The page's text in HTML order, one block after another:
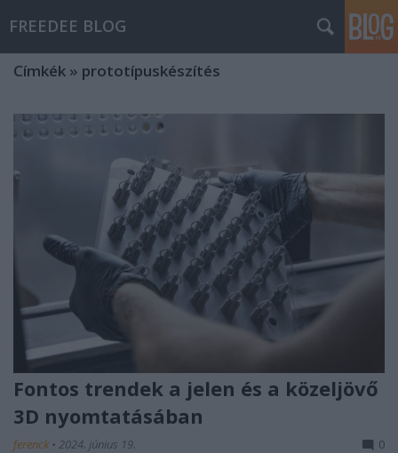
FREEDEE BLOG
Címkék » prototípuskészítés
Fontos trendek a jelen és a közeljövő
3D nyomtatásában
ferenck • 2024. június 19. 0